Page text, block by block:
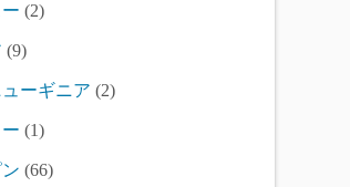
(2)
(9)
ーギニア (2)
(1)
(66)